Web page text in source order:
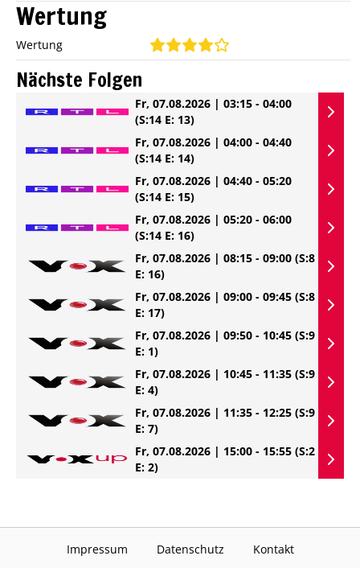
Wertung
Wertung
Nächste Folgen
Fr, 07.08.2026 | 03:15 - 04:00
(S:14 E: 13)
Fr, 07.08.2026 | 04:00 - 04:40
(S:14 E: 14)
Fr, 07.08.2026 | 04:40 - 05:20
(S:14 E: 15)
Fr, 07.08.2026 | 05:20 - 06:00
(S:14 E: 16)
Fr, 07.08.2026 | 08:15 - 09:00 (S:8
E: 16)
Fr, 07.08.2026 | 09:00 - 09:45 (S:8
E: 17)
Fr, 07.08.2026 | 09:50 - 10:45 (S:9
E: 1)
Fr, 07.08.2026 | 10:45 - 11:35 (S:9
E: 4)
Fr, 07.08.2026 | 11:35 - 12:25 (S:9
E: 7)
Fr, 07.08.2026 | 15:00 - 15:55 (S:2
E: 2)
Impressum Datenschutz Kontakt